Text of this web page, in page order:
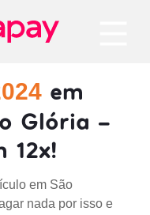
em
Glória -
12x!
em São
nada por isso e